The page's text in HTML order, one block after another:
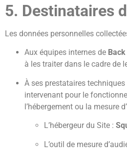
5. Destinataires
Les données personnelles
Aux équipes internes de
à les traiter dans le cadre de
À ses prestataires
intervenant pour le
l’hébergement ou la mesure
L’hébergeur du Site :
L’outil de mesure